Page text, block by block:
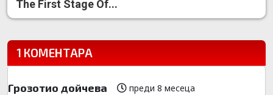
The First Stage Of...
1 КОМЕНТАРА
Грозотио дойчева преди 8 месеца